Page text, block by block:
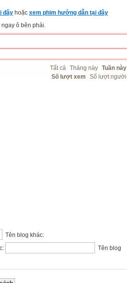
đây hoặc xem phim hướng dẫn tại đây
ô bên phải.
Tất cả Tháng này Tuần này
Số lượt xem
Số lượt người
Tên blog khác:
Tên blog